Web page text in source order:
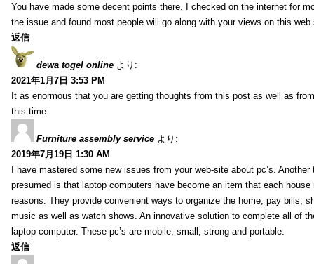
You have made some decent points there. I checked on the internet for
the issue and found most people will go along with your views on this web
返信
dewa togel online より:
2021年1月7日 3:53 PM
It as enormous that you are getting thoughts from this post as well as
this time.
Furniture assembly service より:
2019年7月19日 1:30 AM
I have mastered some new issues from your web-site about pc’s. Another
presumed is that laptop computers have become an item that each
reasons. They provide convenient ways to organize the home, pay bills,
music as well as watch shows. An innovative solution to complete all of
laptop computer. These pc’s are mobile, small, strong and portable.
返信